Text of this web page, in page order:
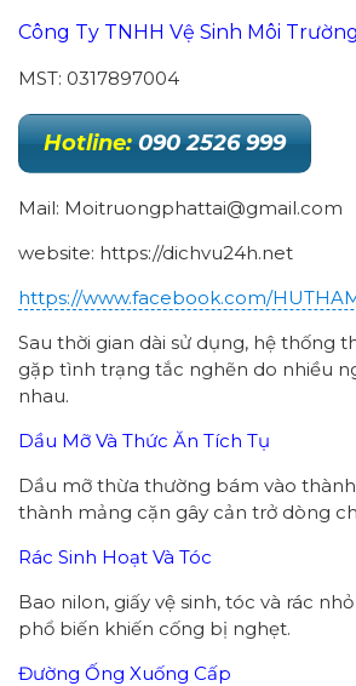
Công Ty TNHH Vệ Sinh Môi
MST: 0317897004
Hotline: 090 2526 999
Mail: Moitruongphattai@gmail.com
website: https://dichvu24h.net
https://www.facebook.com/
Sau thời gian dài sử dụng, hệ thống
gặp tình trạng tắc nghẽn do nhiều
nhau.
Dầu Mỡ Và Thức Ăn Tích Tụ
Dầu mỡ thừa thường bám vào
thành mảng cặn gây cản trở dòng
Rác Sinh Hoạt Và Tóc
Bao nilon, giấy vệ sinh, tóc và rác
phổ biến khiến cống bị nghẹt.
Đường Ống Xuống Cấp